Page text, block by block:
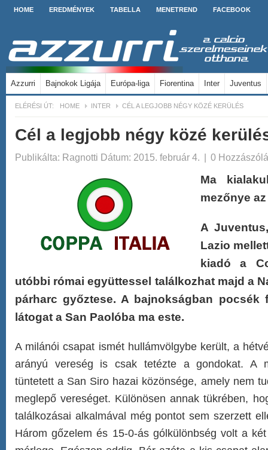
HOME EREDMÉNYEK TABELLA MENETREND FACEBOOK
Azzurri Bajnokok Ligája Európa-liga Fiorentina Inter Juventus
ELÉRÉSI ÚT: HOME INTER CÉL A LEGJOBB NÉGY KÖZÉ KERÜLÉS
Cél a legjobb négy közé
Publikálta: Ragnotti Dátum: 2015. február 4. | 0
Ma
mezőnye
A
Lazio
kiadó a
utóbbi római együttessel találkozhat majd a
párharc győztese. A bajnokságban pocsék
látogat a San Paolóba ma este.
A milánói csapat ismét hullámvölgybe került, a
arányú vereség is csak tetézte a gondokat. A
tüntetett a San Siro hazai közönsége, amely nem
meglepő vereséget. Különösen annak tükrében,
találkozásai alkalmával még pontot sem szerzett
Három gőzelem és 15-0-ás gólkülönbség volt a